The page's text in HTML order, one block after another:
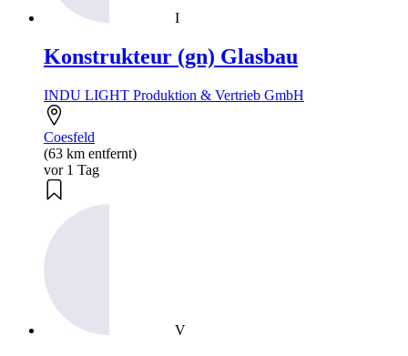
I
Konstrukteur (gn) Glasbau
INDU LIGHT Produktion & Vertrieb GmbH
Coesfeld
(63 km entfernt)
vor 1 Tag
V